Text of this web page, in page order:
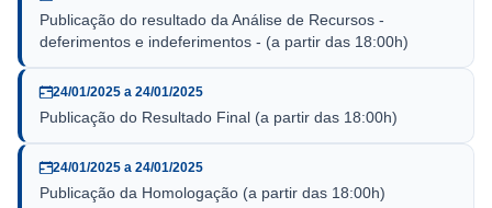
Publicação do resultado da Análise de Recursos -
deferimentos e indeferimentos - (a partir das 18:00h)
24/01/2025 a 24/01/2025
Publicação do Resultado Final (a partir das 18:00h)
24/01/2025 a 24/01/2025
Publicação da Homologação (a partir das 18:00h)